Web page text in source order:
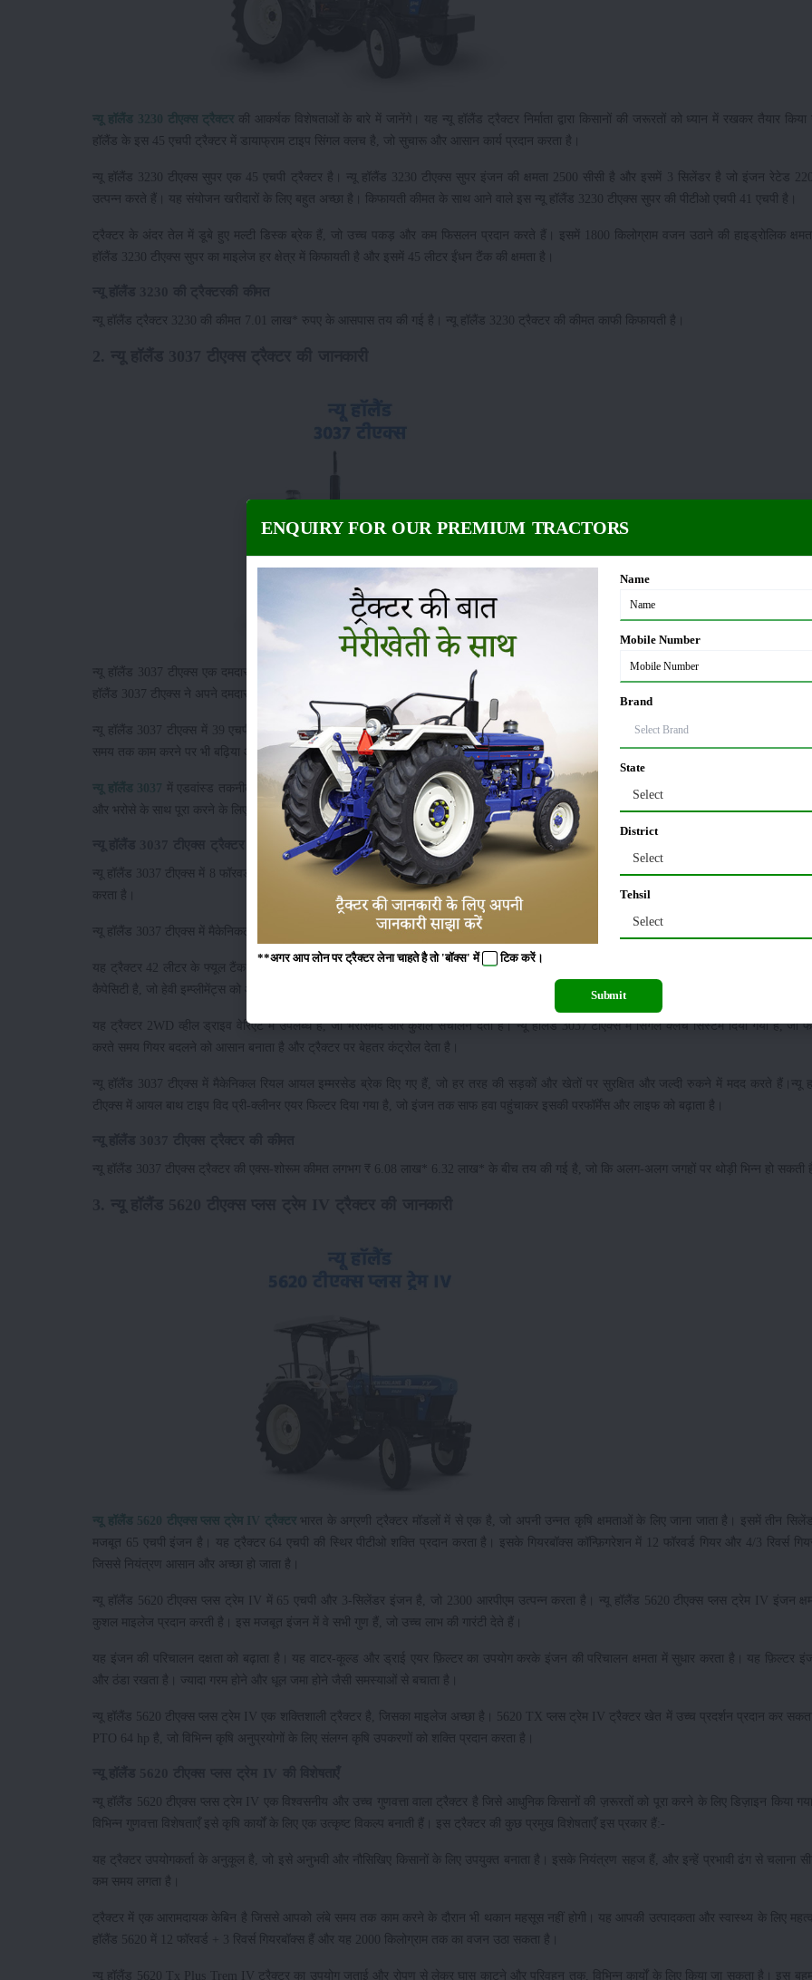
न्यू हॉलैंड 3230 टीएक्स ट्रैक्टरकी आकर्षक विशेषताओं के बारे में जानेंगे। यह न्यू हॉलैंड ट्रैक्टर निर्माता द्वारा किसानों की जरूरतों को ध्यान में रखकर तैयार किया
हॉलैंड के इस 45 एचपी ट्रैक्टर में डायाफ्राम टाइप सिंगल क्लच है, जो सुचारू और आसान कार्य प्रदान करता है।
न्यू हॉलैंड 3230 टीएक्स सुपर एक 45 एचपी ट्रैक्टर है। न्यू हॉलैंड 3230 टीएक्स सुपर इंजन की क्षमता 2500 सीसी है और इसमें 3 सिलेंडर है जो इंजन रेटेड
उत्पन्न करते हैं। यह संयोजन खरीदारों के लिए बहुत अच्छा है। किफायती कीमत के साथ आने वाले इस न्यू हॉलैंड 3230 टीएक्स सुपर की पीटीओ एचपी 41 एचपी है।
ट्रैक्टर के अंदर तेल में डूबे हुए मल्टी डिस्क ब्रेक हैं, जो उच्च पकड़ और कम फिसलन प्रदान करते हैं। इसमें 1800 किलोग्राम वजन उठाने की हाइड्रोलिक
हॉलैंड 3230 टीएक्स सुपर का माइलेज हर क्षेत्र में किफायती है और इसमें 45 लीटर ईंधन टैंक की क्षमता है।
न्यू हॉलैंड ट्रैक्टर 3230 की कीमत 7.01 लाख* रुपए के आसपास तय की गई है। न्यू हॉलैंड 3230 ट्रैक्टर की कीमत काफी किफायती है।
न्यू हॉलैंड 3037 टीएक्स एक दमदार और मजबूत ट्रैक्टर है। यह ट्रैक्टर किसानों के लिए एक किफायती और विश्वसनीय विकल्प है, जो बेहतरीन प्रदर्शन के साथ
हॉलैंड 3037 टीएक्स ने अपने दमदार प्रदर्शन और किफायती कीमत के कारण किसानों के बीच सबसे हटकर जगह बनाई है।
न्यू हॉलैंड 3037 टीएक्स में 39 एचपी का पावरफुल इंजन है, जो हर कृषि कार्य में जबरदस्त परफॉर्मेंस देता है। न्यू हॉलैंड 3037 टीएक्स में 2500 सीसी की इंजन
समय तक काम करने पर भी बढ़िया और मजबूत प्रदर्शन प्रदान करती है।
न्यू हॉलैंड 3037 में एडवांस्ड तकनीक का इस्तेमाल किया गया है, जो इसके परफॉर्मेंस और कंफर्ट दोनों को बेहतर बनाता है। यह ट्रैक्टर रोजमर्रा की खेती की जरूरतों
और भरोसे के साथ पूरा करने के लिए तैयार किया गया है।
न्यू हॉलैंड 3037 टीएक्स ट्रैक्टर की विशेषताएं
न्यू हॉलैंड 3037 टीएक्स में 8 फॉरवर्ड + 2 रिवर्स / 8 फॉरवर्ड + 8 रिवर्स ऑप्शन वाला गियरबॉक्स मिलता है, जो खेत में ऑपरेटर को आसानी से स्पीड और लोड
करता है।
न्यू हॉलैंड 3037 टीएक्स में मैकेनिकल/ पावर स्टीयरिंग (ऑप्शनल) दी गई है, जिससे लंबे समय तक काम करने पर भी किसान को थकान कम होती है और काम आसान हो
यह ट्रैक्टर 42 लीटर के फ्यूल टैंक के साथ आता है, जिससे खेत में बिना रुके लंबे समय तक काम किया जा सकता है। न्यू हॉलैंड 3037 टीएक्स में 1800 Kg की
कैपेसिटी है, जो हेवी इम्प्लीमेंट्स को आसानी से संभालने में सक्षम बनाती है।
यह ट्रैक्टर 2WD व्हील ड्राइव वेरिएंट में उपलब्ध है, जो भरोसेमंद और कुशल संचालन देता है। न्यू हॉलैंड 3037 टीएक्स में सिंगल क्लच सिस्टम दिया गया है, जो
करते समय गियर बदलने को आसान बनाता है और ट्रैक्टर पर बेहतर कंट्रोल देता है।
न्यू हॉलैंड 3037 टीएक्स में मैकेनिकल रियल आयल इम्मरसेड ब्रेक दिए गए हैं, जो हर तरह की सड़कों और खेतों पर सुरक्षित और जल्दी रुकने में मदद करते हैं।न्यू
टीएक्स में आयल बाथ टाइप विद प्री-क्लीनर एयर फिल्टर दिया गया है, जो इंजन तक साफ हवा पहुंचाकर इसकी परफॉर्मेंस और लाइफ को बढ़ाता है।
न्यू हॉलैंड 3037 टीएक्स ट्रैक्टर की एक्स-शोरूम कीमत लगभग ₹ 6.08 लाख* 6.32 लाख* के बीच तय की गई है, जो कि अलग-अलग जगहों पर थोड़ी भिन्न हो सकती
न्यू हॉलैंड 5620 टीएक्स प्लस ट्रेम IV ट्रैक्टरभारत के अग्रणी ट्रैक्टर मॉडलों में से एक है, जो अपनी उन्नत कृषि क्षमताओं के लिए जाना जाता है। इसमें तीन
मजबूत 65 एचपी इंजन है। यह ट्रैक्टर 64 एचपी की स्थिर पीटीओ शक्ति प्रदान करता है। इसके गियरबॉक्स कॉन्फ़िगरेशन में 12 फॉरवर्ड गियर और 4/3 रिवर्स
जिससे नियंत्रण आसान और अच्छा हो जाता है।
न्यू हॉलैंड 5620 टीएक्स प्लस ट्रेम IV में 65 एचपी और 3-सिलेंडर इंजन है, जो 2300 आरपीएम उत्पन्न करता है। न्यू हॉलैंड 5620 टीएक्स प्लस ट्रेम IV इंजन
कुशल माइलेज प्रदान करती है। इस मजबूत इंजन में वे सभी गुण हैं, जो उच्च लाभ की गारंटी देते हैं।
यह इंजन की परिचालन दक्षता को बढ़ाता है। यह वाटर-कूल्ड और ड्राई एयर फ़िल्टर का उपयोग करके इंजन की परिचालन क्षमता में सुधार करता है। यह फ़िल्टर
और ठंडा रखता है। ज्यादा गरम होने और धूल जमा होने जैसी समस्याओं से बचाता है।
न्यू हॉलैंड 5620 टीएक्स प्लस ट्रेम IV एक शक्तिशाली ट्रैक्टर है, जिसका माइलेज अच्छा है। 5620 TX प्लस ट्रेम IV ट्रैक्टर खेत में उच्च प्रदर्शन प्रदान कर
PTO 64 hp है, जो विभिन्न कृषि अनुप्रयोगों के लिए संलग्न कृषि उपकरणों को शक्ति प्रदान करता है।
न्यू हॉलैंड 5620 टीएक्स प्लस ट्रेम IV एक विश्वसनीय और उच्च गुणवत्ता वाला ट्रैक्टर है जिसे आधुनिक किसानों की ज़रूरतों को पूरा करने के लिए डिज़ाइन किया
विभिन्न गुणवत्ता विशेषताएँ इसे कृषि कार्यों के लिए एक उत्कृष्ट विकल्प बनाती हैं। इस ट्रैक्टर की कुछ प्रमुख विशेषताएँ इस प्रकार हैं:-
यह ट्रैक्टर उपयोगकर्ता के अनुकूल है, जो इसे अनुभवी और नौसिखिए किसानों के लिए उपयुक्त बनाता है। इसके नियंत्रण सहज हैं, और इन्हें प्रभावी ढंग से चलाना
कम समय लगता है।
ट्रैक्टर में एक आरामदायक केबिन है जिससे आपको लंबे समय तक काम करने के दौरान भी थकान महसूस नहीं होगी। यह आपकी उत्पादकता और स्वास्थ्य के लिए
हॉलैंड 5620 में 12 फॉरवर्ड + 3 रिवर्स गियरबॉक्स हैं और यह 2000 किलोग्राम तक का वजन उठा सकता है।
न्यू हॉलैंड 5620 Tx Plus Trem IV ट्रैक्टर का उपयोग जुताई और रोपण से लेकर घास काटने और परिवहन तक, विभिन्न कार्यों के लिए किया जा सकता है। इस
ENQUIRY FOR OUR PREMIUM TRACTORS
Name
Mobile Number
Brand
State
Select
District
Select
Tehsil
Select
**अगर आप लोन पर ट्रैक्टर लेना चाहते है तो 'बॉक्स' में टिककरें।
Submit